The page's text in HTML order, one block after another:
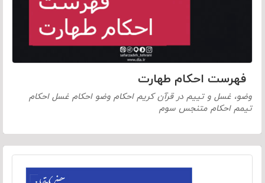
فهرست احکام طهارت
وضو، غسل و تییم در قرآن کریم احکام وضو احکام غسل احکام
تیمم احکام متنجس سوم